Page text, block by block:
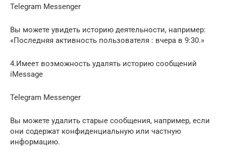
Telegram Messenger
Вы можете увидеть историю деятельности, например:
«Последняя активность пользователя : вчера в 9:30.»
4.Имеет возможность удалять историю сообщений
iMessage
Telegram Messenger
Вы можете удалить старые сообщения, например, если
они содержат конфиденциальную или частную
информацию.